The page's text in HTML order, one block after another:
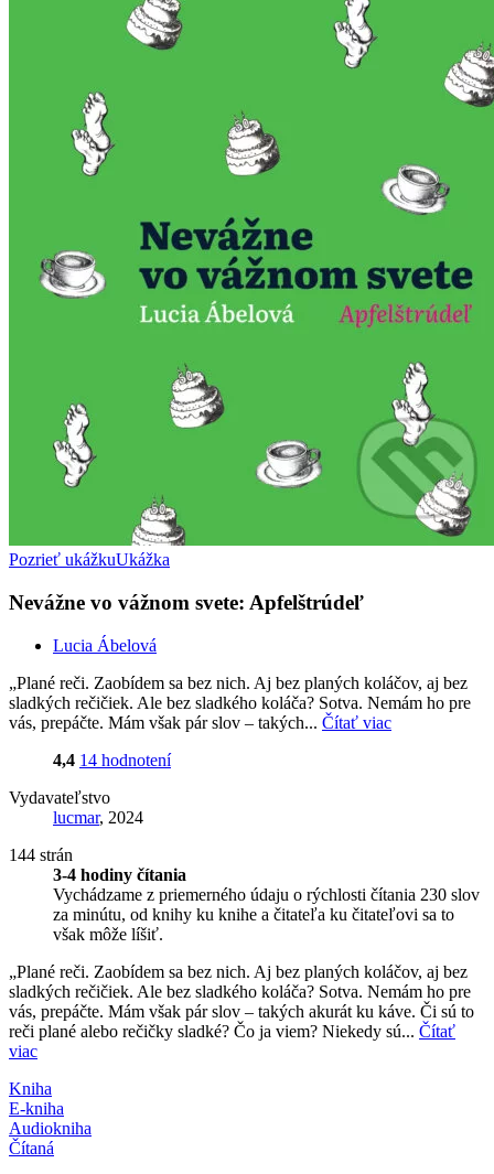
Pozrieť ukážkuUkážka
Nevážne vo vážnom svete: Apfelštrúdeľ
Lucia Ábelová
„Plané reči. Zaobídem sa bez nich. Aj bez planých koláčov, aj bez
sladkých rečičiek. Ale bez sladkého koláča? Sotva. Nemám ho pre
vás, prepáčte. Mám však pár slov – takých... Čítať viac
4,4 14 hodnotení
Vydavateľstvo
lucmar, 2024
144 strán
3-4 hodiny čítania
Vychádzame z priemerného údaju o rýchlosti čítania 230 slov
za minútu, od knihy ku knihe a čitateľa ku čitateľovi sa to
však môže líšiť.
„Plané reči. Zaobídem sa bez nich. Aj bez planých koláčov, aj bez
sladkých rečičiek. Ale bez sladkého koláča? Sotva. Nemám ho pre
vás, prepáčte. Mám však pár slov – takých akurát ku káve. Či sú to
reči plané alebo rečičky sladké? Čo ja viem? Niekedy sú... Čítať
viac
Kniha
E-kniha
Audiokniha
Čítaná